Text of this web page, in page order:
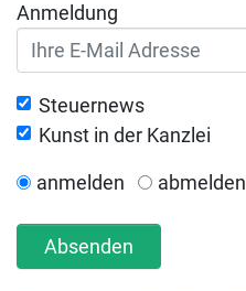
Anmeldung
Steuernews
Kunst in der Kanzlei
anmelden abmelden
Absenden